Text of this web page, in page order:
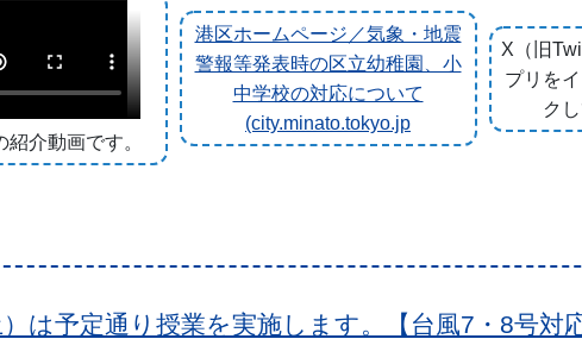
介動画です。
港区ホームページ／気象・地震
警報等発表時の区立幼稚園、小
中学校の対応について
(city.minato.tokyo.jp
X（旧
プリを
ク
は予定通り授業を実施します。【台風7・8号対応